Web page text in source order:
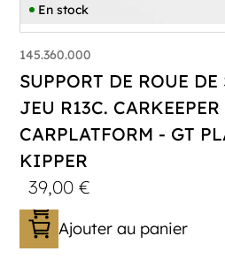
En stock
145.360.000
SUPPORT DE ROUE
JEU R13C.
CARPLATFORM - GT
KIPPER
39,00€
Ajouter au panier